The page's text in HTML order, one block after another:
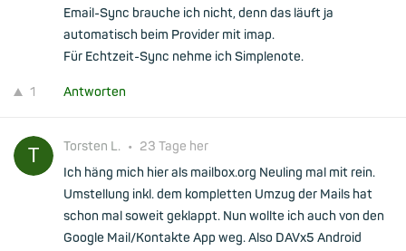
Email-Sync brauche ich nicht, denn das läuft ja
automatisch beim Provider mit imap.
Für Echtzeit-Sync nehme ich Simplenote.
1 Antworten
Torsten L. • 23 Tage her
Ich häng mich hier als mailbox.org Neuling mal mit rein.
Umstellung inkl. dem kompletten Umzug der Mails hat
schon mal soweit geklappt. Nun wollte ich auch von den
Google Mail/Kontakte App weg. Also DAVx5 Android